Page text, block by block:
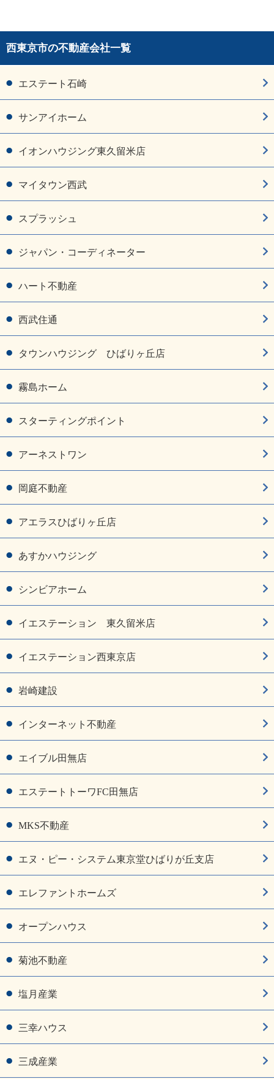
西東京市の不動産会社一覧
エステート石崎
サンアイホーム
イオンハウジング東久留米店
マイタウン西武
スプラッシュ
ジャパン・コーディネーター
ハート不動産
西武住通
タウンハウジング ひばりヶ丘店
霧島ホーム
スターティングポイント
アーネストワン
岡庭不動産
アエラスひばりヶ丘店
あすかハウジング
シンビアホーム
イエステーション 東久留米店
イエステーション西東京店
岩崎建設
インターネット不動産
エイブル田無店
エステートトーワFC田無店
MKS不動産
エヌ・ピー・システム東京堂ひばりが丘支店
エレファントホームズ
オープンハウス
菊池不動産
塩月産業
三幸ハウス
三成産業